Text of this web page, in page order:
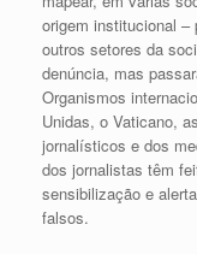
origem institucional
outros setores da
denúncia, mas
Organismos
Unidas, o Vaticano,
jornalísticos e dos
dos jornalistas têm
sensibilização e
falsos.